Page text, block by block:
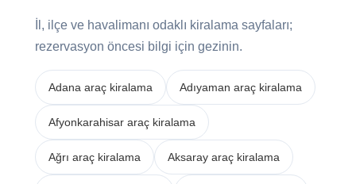
İl, ilçe ve havalimanı odaklı kiralama sayfaları;
rezervasyon öncesi bilgi için gezinin.
Adana araç kiralama Adıyaman araç kiralama
Afyonkarahisar araç kiralama
Ağrı araç kiralama Aksaray araç kiralama